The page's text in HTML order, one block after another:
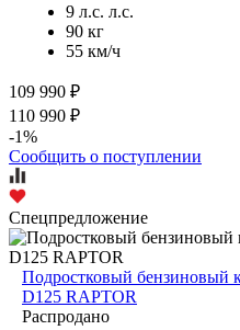
9 л.с. л.с.
90 кг
55 км/ч
109 990 ₽
110 990 ₽
-1%
Сообщить о поступлении
Спецпредложение
Подростковый
D125 RAPTOR
Распродано